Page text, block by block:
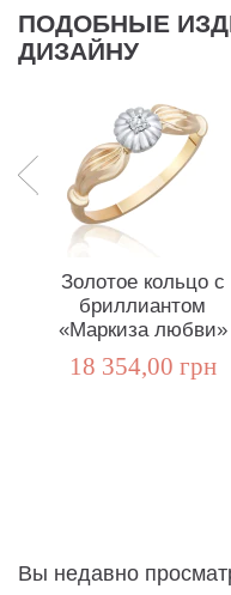
ПОДОБНЫЕ
ДИЗАЙНУ
Золотое кольцо с
бриллиантом
«Маркиза любви»
18 354,00 грн
Вы недавно